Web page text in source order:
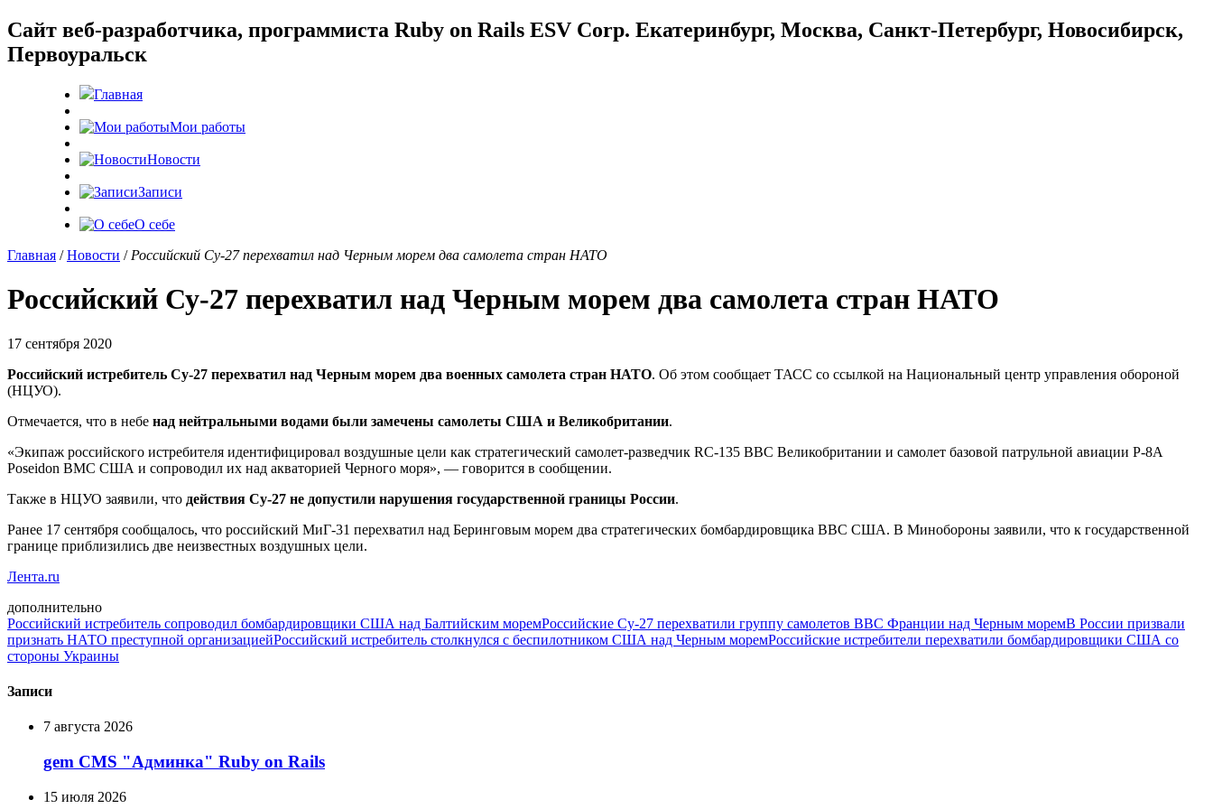
Cайт веб-разработчика, программиста Ruby on Rails ESV Corp. Екатеринбург, Москва, Санкт-Петербург, Новосибирск,
Первоуральск
Главная
Мои работы
Новости
Записи
О себе
Главная /Новости / Российский Су-27 перехватил над Черным морем два самолета стран НАТО
Российский Су-27 перехватил над Черным морем два самолета стран НАТО
17 сентября 2020
Российский истребитель Су-27 перехватил над Черным морем два военных самолета стран НАТО. Об этом сообщает ТАСС со ссылкой на Национальный центр управления обороной
(НЦУО).
Отмечается, что в небе над нейтральными водами были замечены самолеты США и Великобритании.
«Экипаж российского истребителя идентифицировал воздушные цели как стратегический самолет-разведчик RC-135 ВВС Великобритании и самолет базовой патрульной авиации Р-8А
Poseidon ВМС США и сопроводил их над акваторией Черного моря», — говорится в сообщении.
Также в НЦУО заявили, что действия Су-27 не допустили нарушения государственной границы России.
Ранее 17 сентября сообщалось, что российский МиГ-31 перехватил над Беринговым морем два стратегических бомбардировщика ВВС США. В Минобороны заявили, что к государственной
границе приблизились две неизвестных воздушных цели.
Лента.ru
дополнительно
Российский истребитель сопроводил бомбардировщики США над Балтийским моремРоссийские Су-27 перехватили группу самолетов ВВС Франции над Черным моремВ России призвали
признать НАТО преступной организациейРоссийский истребитель столкнулся с беспилотником США над Черным моремРоссийские истребители перехватили бомбардировщики США со
стороны Украины
Записи
7 августа 2026
gem CMS "Админка" Ruby on Rails
15 июля 2026